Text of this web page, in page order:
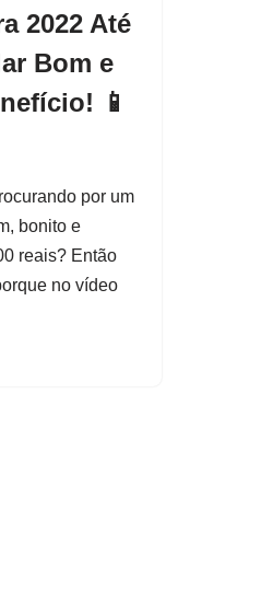
2022 Até
Bom e
📱
por um
bonito e
reais? Então
no vídeo